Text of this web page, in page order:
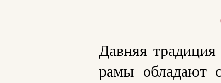
Давняя
рамы обладают